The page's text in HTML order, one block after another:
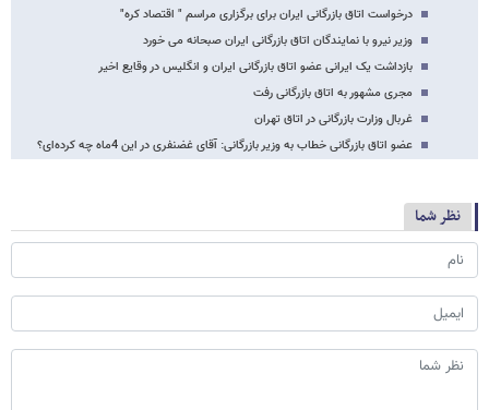
درخواست اتاق بازرگانی ایران برای برگزاری مراسم " اقتصاد کره"
وزیر نیرو با نمایندگان اتاق بازرگانی ایران صبحانه می خورد
بازداشت یک ایرانی عضو اتاق بازرگانی ایران و انگلیس در وقایع اخیر
مجری مشهور به اتاق بازرگانی رفت
غربال وزارت بازرگانی در اتاق تهران
عضو اتاق بازرگانی خطاب به وزیر بازرگانی: آقای غضنفری در این 4ماه چه کرده‌ای؟
نظر شما